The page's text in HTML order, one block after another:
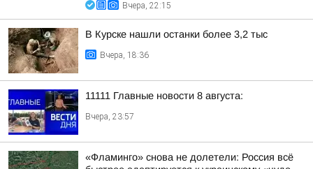
Вчера, 22:15
В Курске нашли останки более 3,2 тыс
Вчера, 18:36
11111 Главные новости 8 августа:
Вчера, 23:57
«Фламинго» снова не долетели: Россия всё